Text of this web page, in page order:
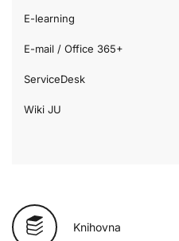
E-learning
E-mail / Office 365+
ServiceDesk
Wiki JU
Knihovna